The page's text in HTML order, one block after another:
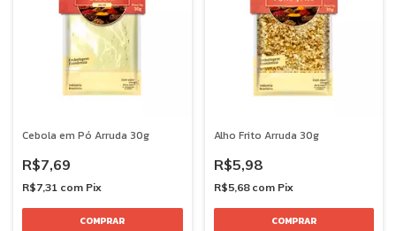
Cebola em Pó Arruda 30g
R$7,69
R$7,31 com Pix
Alho Frito Arruda 30g
R$5,98
R$5,68 com Pix